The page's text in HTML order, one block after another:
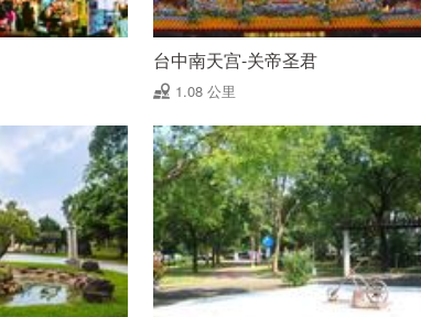
台中南天宫-关帝圣君
1.08 公里